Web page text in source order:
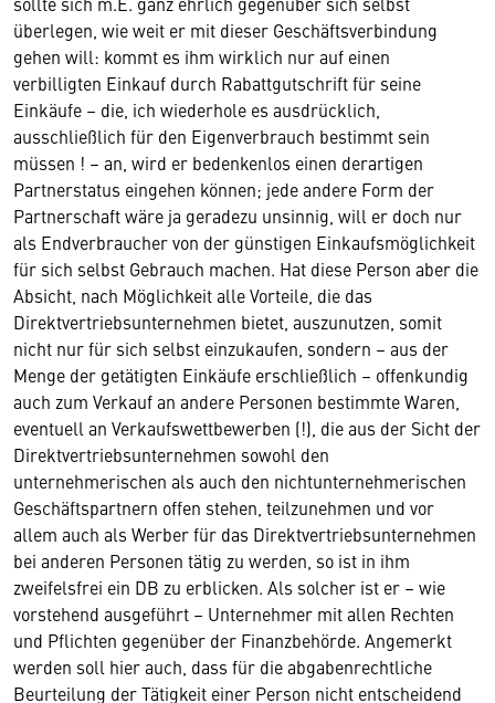
überlegen, wie weit er mit dieser Geschäftsverbindung
gehen will: kommt es ihm wirklich nur auf einen
verbilligten Einkauf durch Rabattgutschrift für seine
Einkäufe – die, ich wiederhole es ausdrücklich,
ausschließlich für den Eigenverbrauch bestimmt sein
müssen ! – an, wird er bedenkenlos einen derartigen
Partnerstatus eingehen können; jede andere Form der
Partnerschaft wäre ja geradezu unsinnig, will er doch nur
als Endverbraucher von der günstigen Einkaufsmöglichkeit
für sich selbst Gebrauch machen. Hat diese Person aber die
Absicht, nach Möglichkeit alle Vorteile, die das
Direktvertriebsunternehmen bietet, auszunutzen, somit
nicht nur für sich selbst einzukaufen, sondern – aus der
Menge der getätigten Einkäufe erschließlich – offenkundig
auch zum Verkauf an andere Personen bestimmte Waren,
eventuell an Verkaufswettbewerben (!), die aus der Sicht der
Direktvertriebsunternehmen sowohl den
unternehmerischen als auch den nichtunternehmerischen
Geschäftspartnern offen stehen, teilzunehmen und vor
allem auch als Werber für das Direktvertriebsunternehmen
bei anderen Personen tätig zu werden, so ist in ihm
zweifelsfrei ein DB zu erblicken. Als solcher ist er – wie
vorstehend ausgeführt – Unternehmer mit allen Rechten
und Pflichten gegenüber der Finanzbehörde. Angemerkt
werden soll hier auch, dass für die abgabenrechtliche
Beurteilung der Tätigkeit einer Person nicht entscheidend